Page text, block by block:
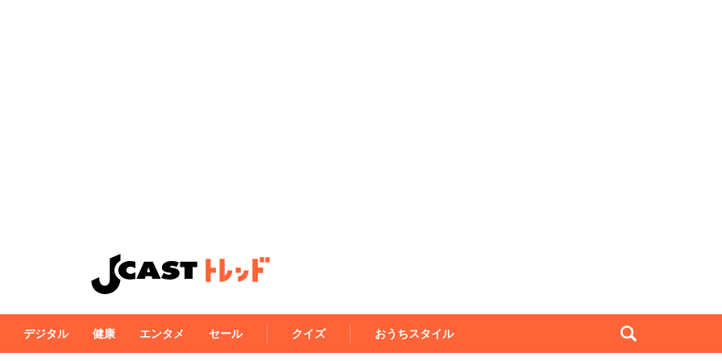
デジタル 健康 エンタメ セール クイズ おうちスタイル